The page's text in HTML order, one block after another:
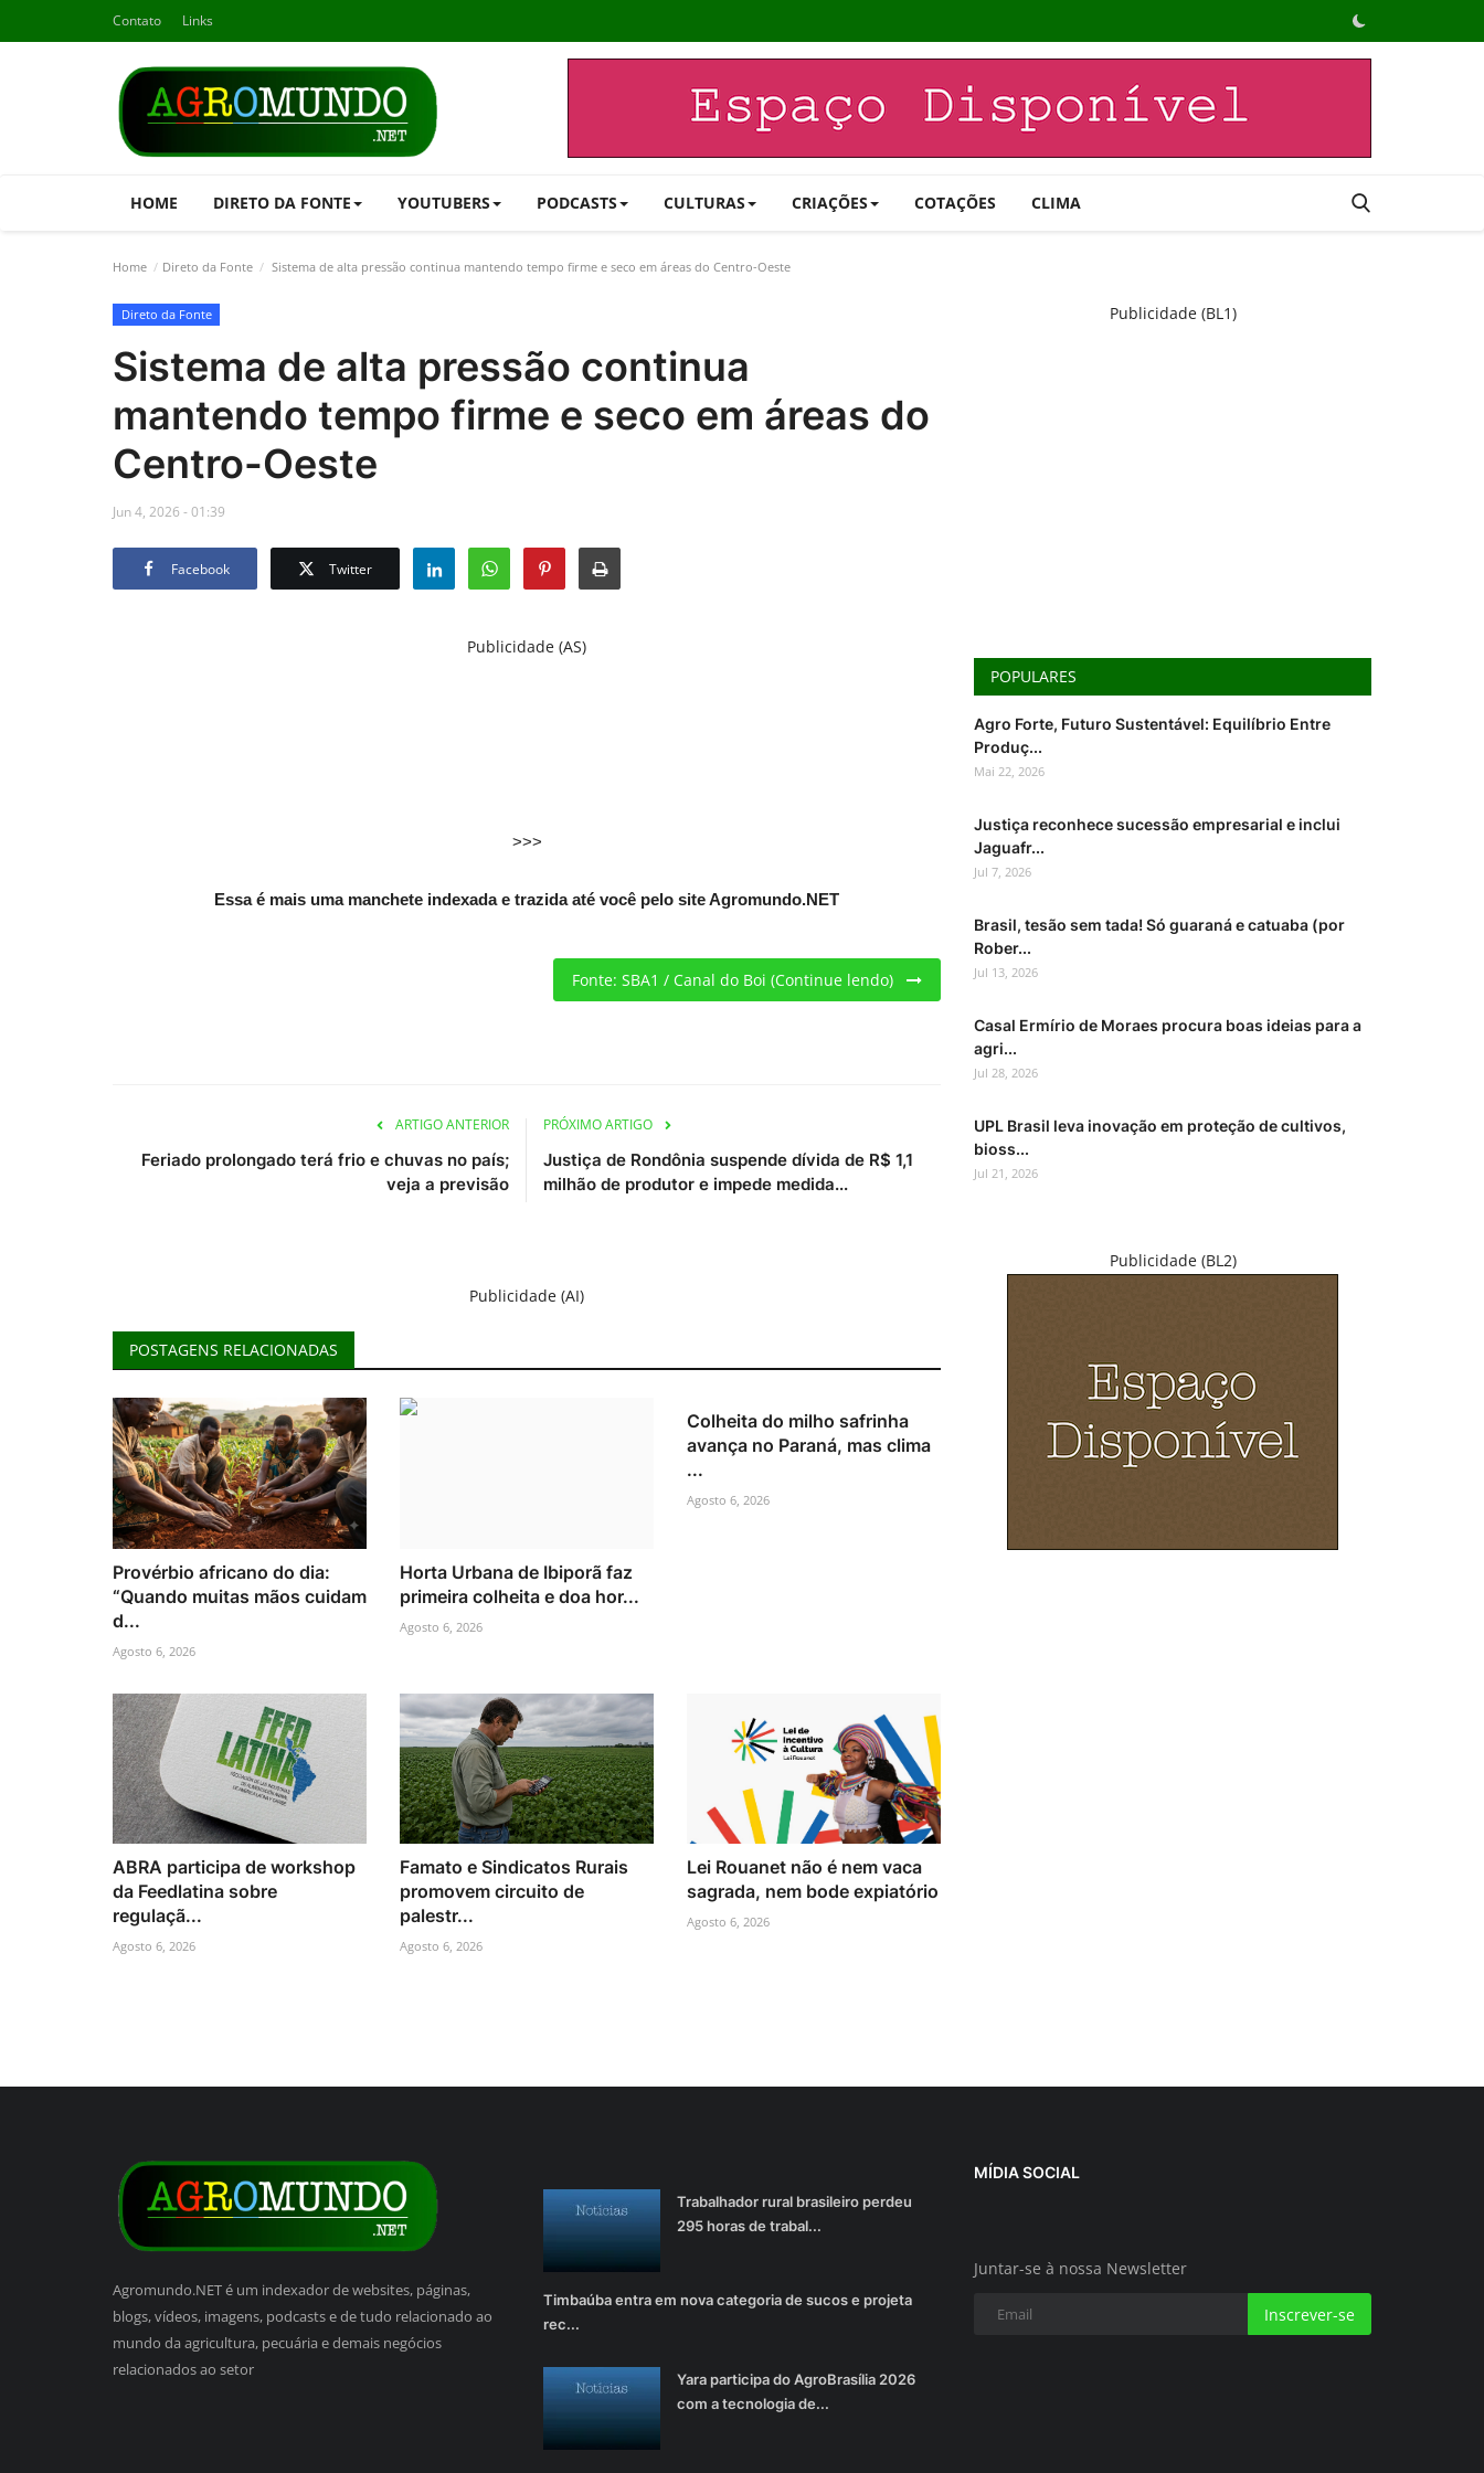
Contato Links
HOME DIRETO DA FONTE YOUTUBERS PODCASTS CULTURAS CRIAÇÕES COTAÇÕES CLIMA
Home Direto da Fonte Sistema de alta pressão continua mantendo tempo firme e seco em áreas do Centro-Oeste
Direto da Fonte
Sistema de alta pressão continua
mantendo tempo firme e seco em áreas do
Centro-Oeste
Jun 4, 2026 - 01:39
Facebook Twitter
Publicidade (AS)
>>>
Essa é mais uma manchete indexada e trazida até você pelo site Agromundo.NET
Fonte: SBA1 / Canal do Boi (Continue lendo)
ARTIGO ANTERIOR
Feriado prolongado terá frio e chuvas no país;
veja a previsão
PRÓXIMO ARTIGO
Justiça de Rondônia suspende dívida de R$ 1,1
milhão de produtor e impede medida...
Publicidade (AI)
POSTAGENS RELACIONADAS
Provérbio africano do dia:
“Quando muitas mãos cuidam
d...
Agosto 6, 2026
Horta Urbana de Ibiporã faz
primeira colheita e doa hor...
Agosto 6, 2026
Colheita do milho safrinha
avança no Paraná, mas clima
...
Agosto 6, 2026
ABRA participa de workshop
da Feedlatina sobre
regulaçã...
Agosto 6, 2026
Famato e Sindicatos Rurais
promovem circuito de
palestr...
Agosto 6, 2026
Lei Rouanet não é nem vaca
sagrada, nem bode expiatório
Agosto 6, 2026
Publicidade (BL1)
POPULARES
Agro Forte, Futuro Sustentável: Equilíbrio Entre
Produç...
Mai 22, 2026
Justiça reconhece sucessão empresarial e inclui
Jaguafr...
Jul 7, 2026
Brasil, tesão sem tada! Só guaraná e catuaba (por
Rober...
Jul 13, 2026
Casal Ermírio de Moraes procura boas ideias para a
agri...
Jul 28, 2026
UPL Brasil leva inovação em proteção de cultivos,
bioss...
Jul 21, 2026
Publicidade (BL2)
Agromundo.NET é um indexador de websites, páginas,
blogs, vídeos, imagens, podcasts e de tudo relacionado ao
mundo da agricultura, pecuária e demais negócios
relacionados ao setor
Trabalhador rural brasileiro perdeu
295 horas de trabal...
Timbaúba entra em nova categoria de sucos e projeta
rec...
Yara participa do AgroBrasília 2026
com a tecnologia de...
MÍDIA SOCIAL
Juntar-se à nossa Newsletter
Inscrever-se